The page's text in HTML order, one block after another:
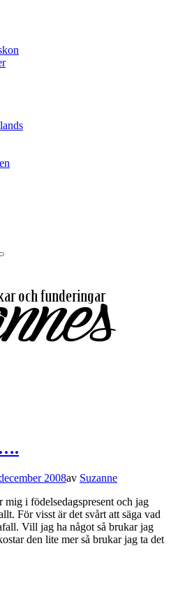
2008av Suzanne
i födelsedagspresent och jag
För visst är det svårt att säga vad
Vill jag ha något så brukar jag
den lite mer så brukar jag ta det